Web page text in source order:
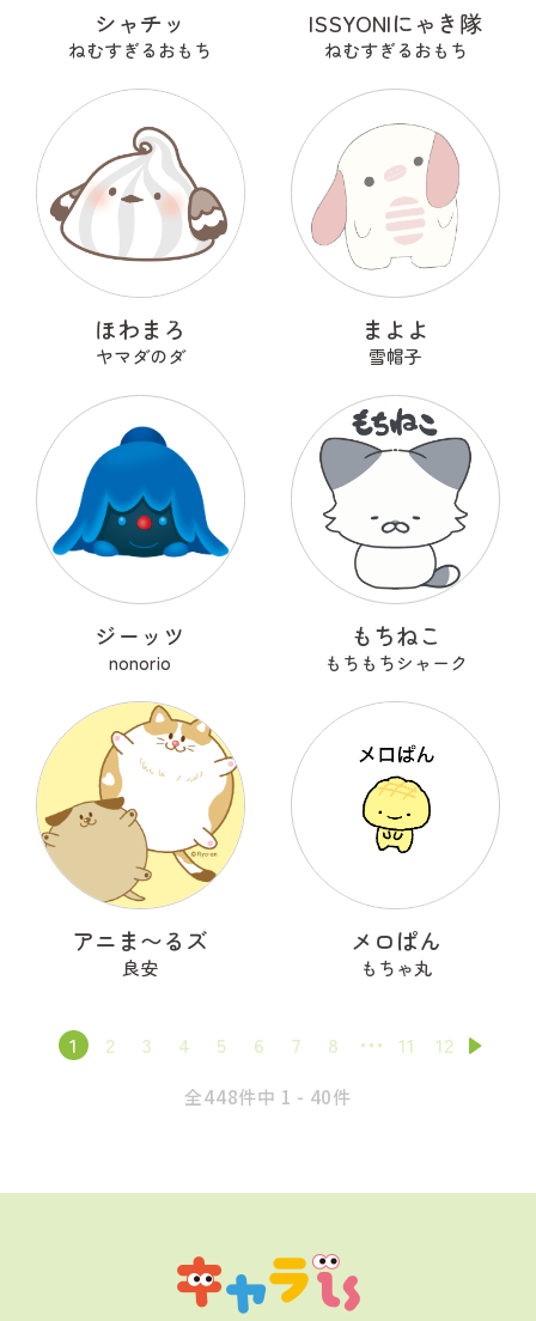
シャチッ
ねむすぎるおもち
ISSYONIにゃき隊
ねむすぎるおもち
ほわまろ
ヤマダのダ
まよよ
雪帽子
ジーッツ
nonorio
もちねこ
もちもちシャーク
アニま〜るズ
良安
メロぱん
もちゃ丸
1 2 3 4 5 6 7 8 11 12
全448件中 1 - 40件